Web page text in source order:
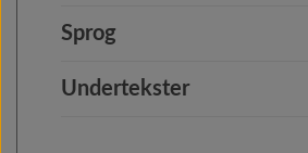
Sprog
Undertekster